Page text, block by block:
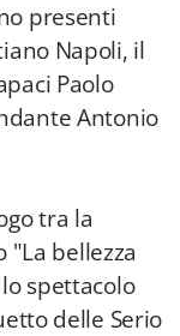
presenti
Napoli, il
Paolo
Antonio
tra la
bellezza
spettacolo
delle Serio